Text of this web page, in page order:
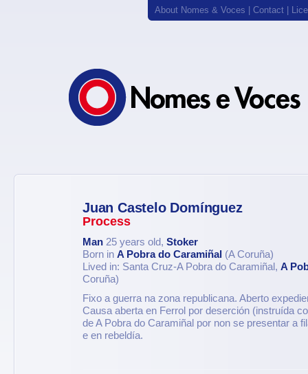
About Nomes & Voces Contact
Juan Castelo Domínguez
Process
Man 25 years old, Stoker
Born in A Pobra do Caramiñal (A Coruña)
Lived in: Santa Cruz-A Pobra do Caramiñal, A
Coruña)
Fixo a guerra na zona republicana. Aberto
Causa aberta en Ferrol por deserción (instruída
de A Pobra do Caramiñal por non se presentar a
e en rebeldía.